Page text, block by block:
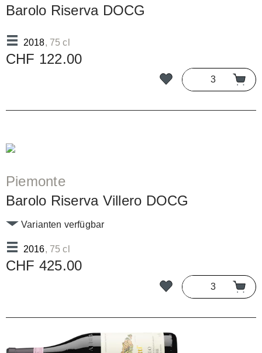
Barolo Riserva DOCG
2018, 75 cl
CHF 122.00
Piemonte
Barolo Riserva Villero DOCG
2016, 75 cl
Varianten verfügbar
CHF 425.00